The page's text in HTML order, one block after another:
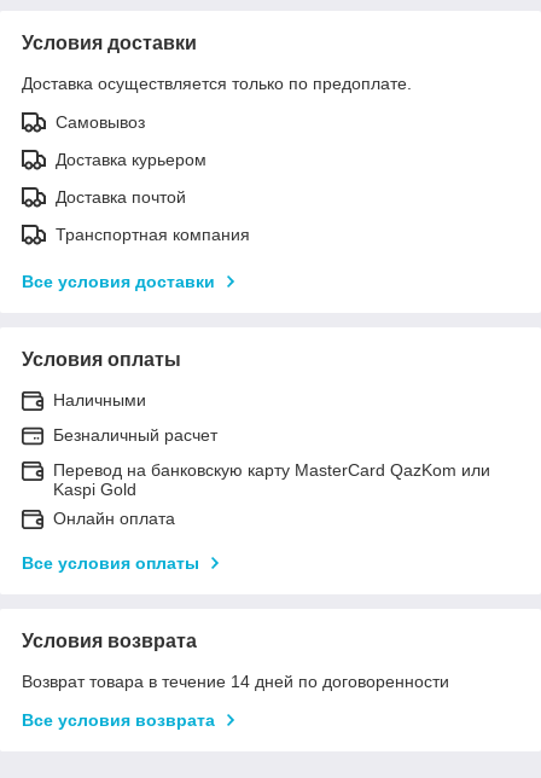
Условия доставки
Доставка осуществляется только по предоплате.
Самовывоз
Доставка курьером
Доставка почтой
Транспортная компания
Все условия доставки
Условия оплаты
Наличными
Безналичный расчет
Перевод на банковскую карту MasterCard QazKom или
Kaspi Gold
Онлайн оплата
Все условия оплаты
Условия возврата
Возврат товара в течение 14 дней по договоренности
Все условия возврата